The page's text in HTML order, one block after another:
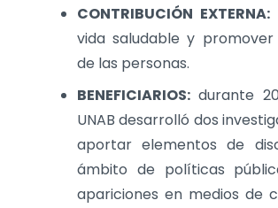
CONTRIBUCIÓN EXTERNA:
vida saludable y
de las personas.
BENEFICIARIOS:durante
UNAB desarrolló dos
aportar elementos de
ámbito de políticas
apariciones en medios de